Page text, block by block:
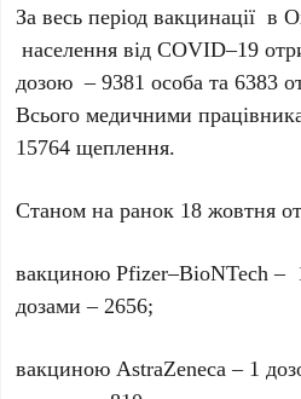
За весь період вакцинації в
населення від COVID–19
дозою – 9381 особа та 6383
Всього медичними
15764 щеплення.
Станом на ранок 18 жовтня
вакциною Pfizer–BioNTech –
дозами – 2656;
вакциною AstraZeneca – 1